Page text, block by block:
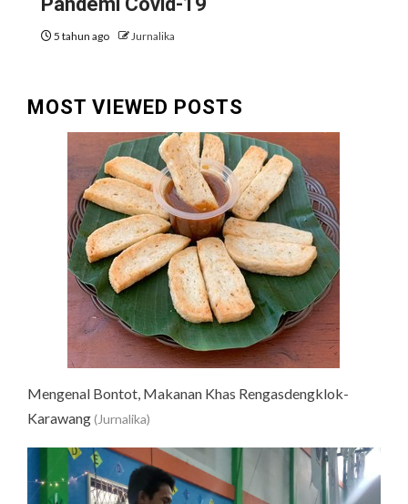
5 tahun ago Jurnalika
MOST VIEWED POSTS
Mengenal Bontot, Makanan Khas Rengasdengklok-
Karawang(Jurnalika)